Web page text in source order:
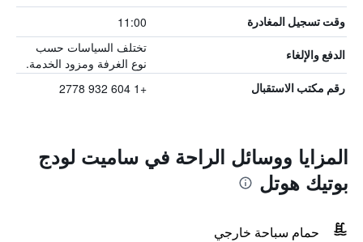
وقت تسجيل المغادرة 11:00
الدفع والإلغاء
تختلف السياسات حسب
نوع الغرفة ومزود الخدمة.
رقم مكتب الاستقبال +1 604 932 2778
المزايا ووسائل الراحة في ساميت لودج
بوتيك هوتل
حمام سباحة خارجي